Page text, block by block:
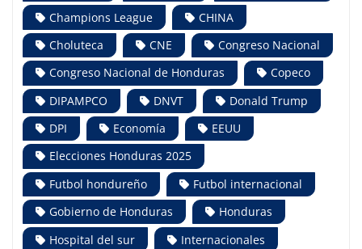
Champions League
CHINA
Choluteca
CNE
Congreso Nacional
Congreso Nacional de Honduras
Copeco
DIPAMPCO
DNVT
Donald Trump
DPI
Economía
EEUU
Elecciones Honduras 2025
Futbol hondureño
Futbol internacional
Gobierno de Honduras
Honduras
Hospital del sur
Internacionales